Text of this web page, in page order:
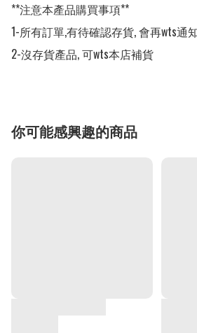
**注意本產品購買事項**
1-所有訂單,有待確認存貨, 會再wts通
2-沒存貨產品, 可wts本店補貨
你可能感興趣的商品